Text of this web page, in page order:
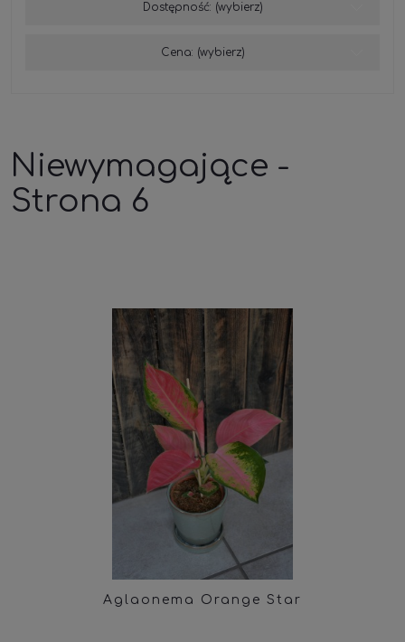
Dostępność: (wybierz)
Cena: (wybierz)
Niewymagające -
Strona 6
Aglaonema Orange Star